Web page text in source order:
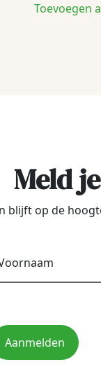
Toevoegen
Meld
blijft op de
Aanmelden